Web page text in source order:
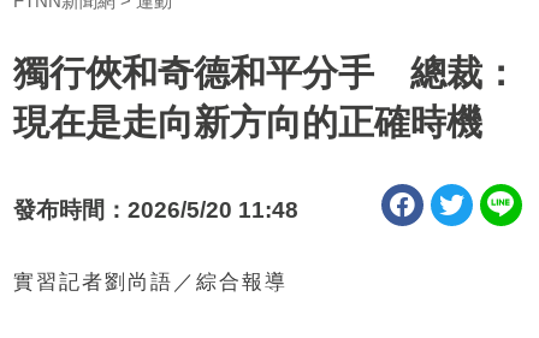
獨行俠和奇德和平分手 總裁：
現在是走向新方向的正確時機
發布時間：2026/5/20 11:48
實習記者劉尚語／綜合報導